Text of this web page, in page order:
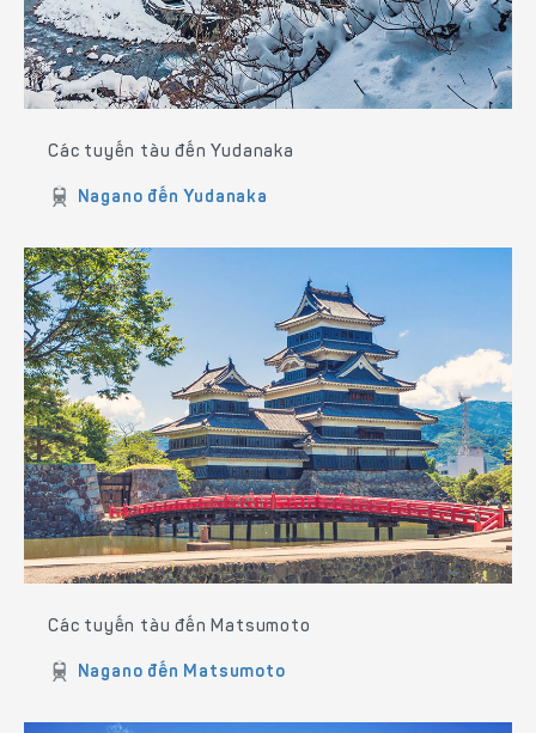
Các tuyến tàu đến Yudanaka
Nagano đến Yudanaka
Các tuyến tàu đến Matsumoto
Nagano đến Matsumoto